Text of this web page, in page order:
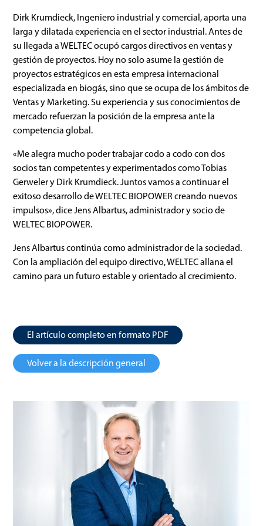
Dirk Krumdieck, Ingeniero industrial y comercial, aporta una
larga y dilatada experiencia en el sector industrial. Antes de
su llegada a WELTEC ocupó cargos directivos en ventas y
gestión de proyectos. Hoy no solo asume la gestión de
proyectos estratégicos en esta empresa internacional
especializada en biogás, sino que se ocupa de los ámbitos de
Ventas y Marketing. Su experiencia y sus conocimientos de
mercado refuerzan la posición de la empresa ante la
competencia global.
«Me alegra mucho poder trabajar codo a codo con dos
socios tan competentes y experimentados como Tobias
Gerweler y Dirk Krumdieck. Juntos vamos a continuar el
exitoso desarrollo de WELTEC BIOPOWER creando nuevos
impulsos», dice Jens Albartus, administrador y socio de
WELTEC BIOPOWER.
Jens Albartus continúa como administrador de la sociedad.
Con la ampliación del equipo directivo, WELTEC allana el
camino para un futuro estable y orientado al crecimiento.
El artículo completo en formato PDF
Volver a la descripción general